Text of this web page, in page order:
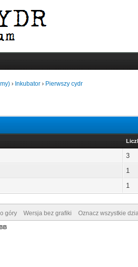
› Inkubator › Pierwszy cydr
3
1
1
góry Wersja bez grafiki Oznacz wszystkie